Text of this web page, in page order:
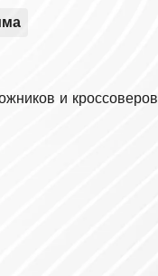
вождению
и кроссоверов